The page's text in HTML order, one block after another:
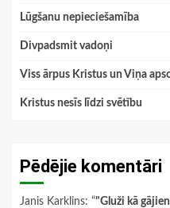
Lūgšanu nepieciešamība
Divpadsmit vadoņi
Viss ārpus Kristus un Viņa
Kristus nesīs līdzi svētību
Pēdējie komentāri
Janis Karklins: “"Gluži kā